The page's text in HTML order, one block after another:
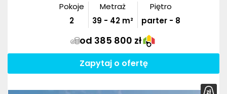
Pokoje
2
Metraż
39 - 42 m²
Piętro
parter - 8
od 385 800 zł
Zapytaj o ofertę